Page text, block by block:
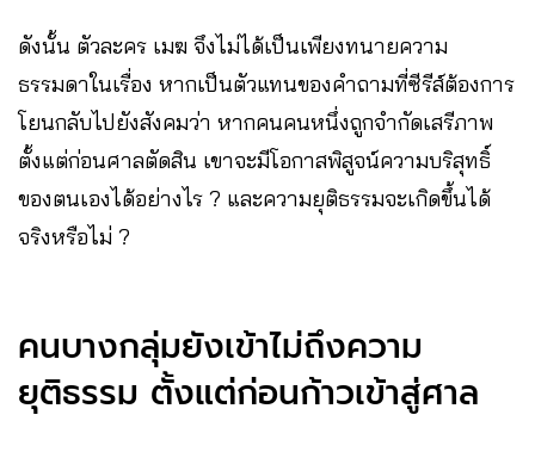
ดังนั้น ตัวละคร เมฆ จึงไม่ได้เป็นเพียงทนายความ
ธรรมดาในเรื่อง หากเป็นตัวแทนของคำถามที่ซีรีส์ต้องการ
โยนกลับไปยังสังคมว่า หากคนคนหนึ่งถูกจำกัดเสรีภาพ
ตั้งแต่ก่อนศาลตัดสิน เขาจะมีโอกาสพิสูจน์ความบริสุทธิ์
ของตนเองได้อย่างไร ? และความยุติธรรมจะเกิดขึ้นได้
จริงหรือไม่ ?
คนบางกลุ่มยังเข้าไม่ถึงความ
ยุติธรรม ตั้งแต่ก่อนก้าวเข้าสู่ศาล